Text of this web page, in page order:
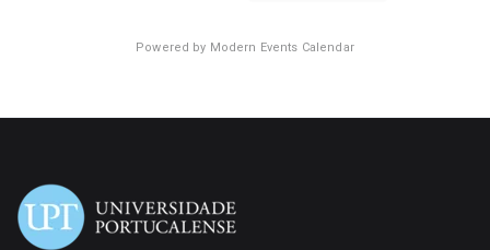
Powered by Modern Events Calendar